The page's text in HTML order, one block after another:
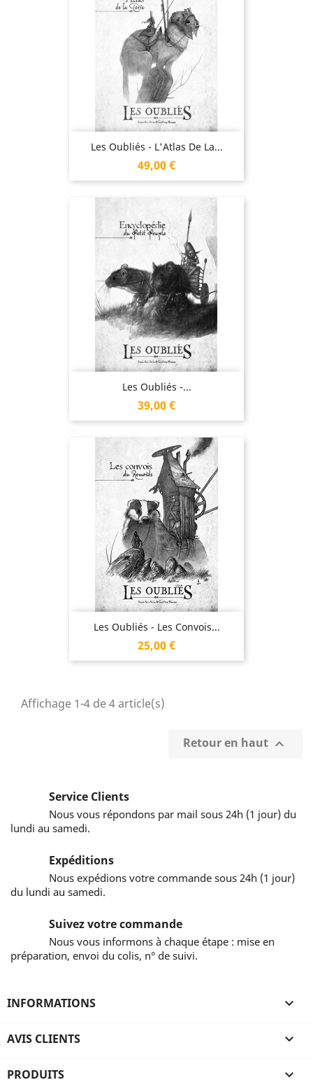
Les Oubliés - L'Atlas De La...
Prix
49,00 €
Les Oubliés -...
Prix
39,00 €
Les Oubliés - Les Convois...
Prix
25,00 €
Affichage 1-4 de 4 article(s)
Retour en haut 
Service Clients
Nous vous répondons par mail sous 24h (1 jour) du
lundi au samedi.
Expéditions
Nous expédions votre commande sous 24h (1 jour)
du lundi au samedi.
Suivez votre commande
Nous vous informons à chaque étape : mise en
préparation, envoi du colis, n° de suivi.
INFORMATIONS 
AVIS CLIENTS 
PRODUITS 